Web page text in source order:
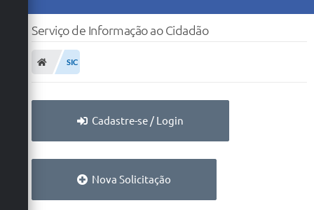
Serviço de Informação ao Cidadão
SIC
Cadastre-se / Login
Nova Solicitação